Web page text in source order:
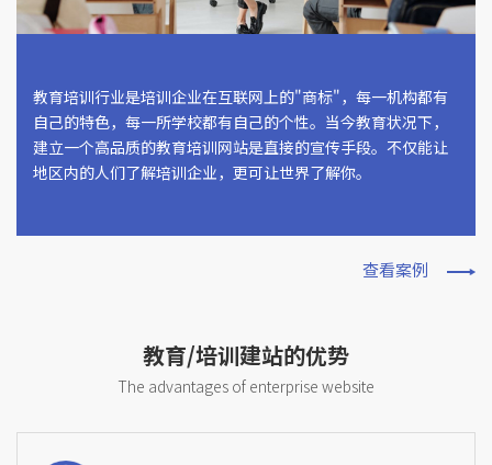
教育培训行业是培训企业在互联网上的"商标"，每一机构都有
自己的特色，每一所学校都有自己的个性。当今教育状况下，
建立一个高品质的教育培训网站是直接的宣传手段。不仅能让
地区内的人们了解培训企业，更可让世界了解你。
查看案例
教育/培训建站的优势
The advantages of enterprise website